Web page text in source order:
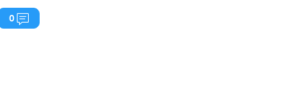
0 Commentaires